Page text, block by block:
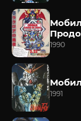
1990
1991